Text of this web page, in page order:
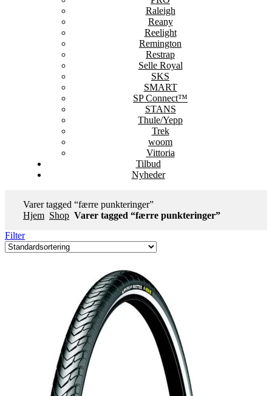
Raleigh
Reany
Reelight
Remington
Restrap
Selle Royal
SKS
SMART
SP Connect™
STANS
Thule/Yepp
Trek
woom
Vittoria
Tilbud
Nyheder
Varer tagged “færre punkteringer”
Hjem Shop Varer tagged “færre punkteringer”
Filter